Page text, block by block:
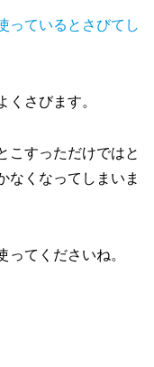
っているとさびてし
さびます。
こすっただけではと
なくなってしまいま
てくださいね。